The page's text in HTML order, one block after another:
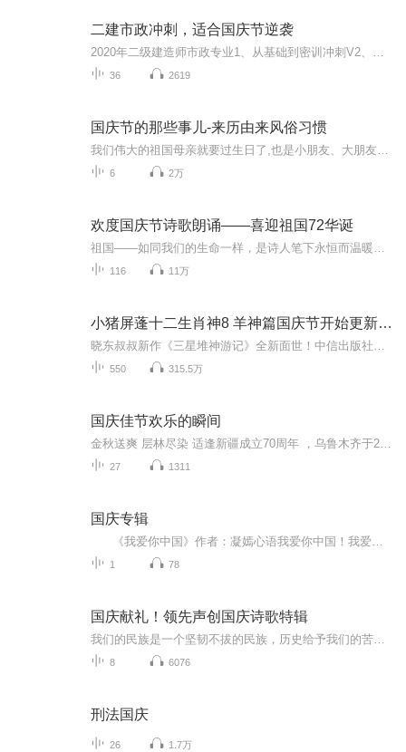
二建市政冲刺，适合国庆节逆袭
36 2619
国庆节的那些事儿-来历由来风俗习惯
6 2万
欢度国庆节诗歌朗诵——喜迎祖国72华诞
116 11万
小猪屏蓬十二生肖神8 羊神篇国庆节开始更新啦！
550 315.5万
国庆佳节欢乐的瞬间
27 1311
国庆专辑
1 78
国庆献礼！领先声创国庆诗歌特辑
8 6076
刑法国庆
26 1.7万